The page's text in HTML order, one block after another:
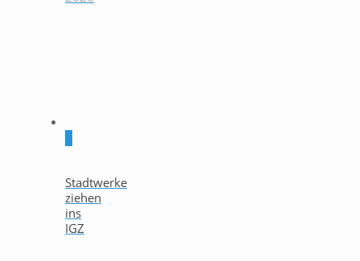
Stadtwerke
ziehen
ins
IGZ